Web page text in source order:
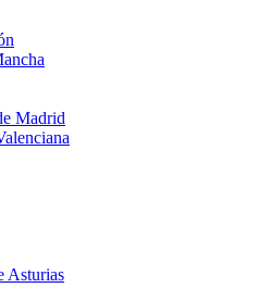
Madrid
Asturias